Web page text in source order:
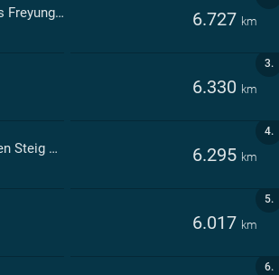
Offenes Team - Landkreis Freyung-Grafenau 6.727 km
3.
6.330 km
4.
Grundschule Am Goldenen Steig Röhrnbach 6.295 km
5.
6.017 km
6.